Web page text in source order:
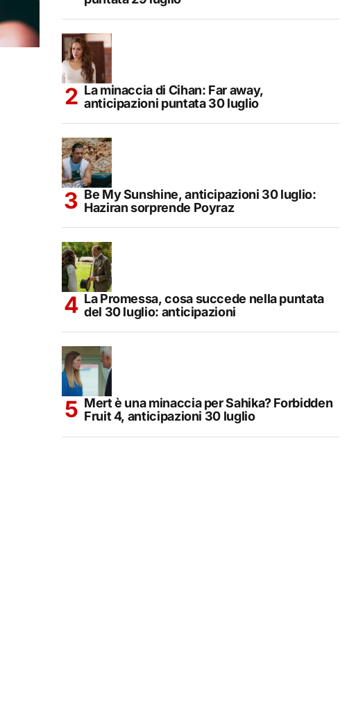
La minaccia di Cihan: Far away,
anticipazioni puntata 30 luglio
Be My Sunshine, anticipazioni 30 luglio:
Haziran sorprende Poyraz
La Promessa, cosa succede nella puntata
del 30 luglio: anticipazioni
Mert è una minaccia per Sahika? Forbidden
Fruit 4, anticipazioni 30 luglio